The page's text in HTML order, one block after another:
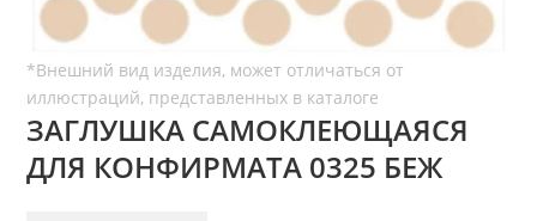
ЗАГЛУШКА САМОКЛЕЮЩАЯСЯ
ДЛЯ КОНФИРМАТА 0325 БЕЖ